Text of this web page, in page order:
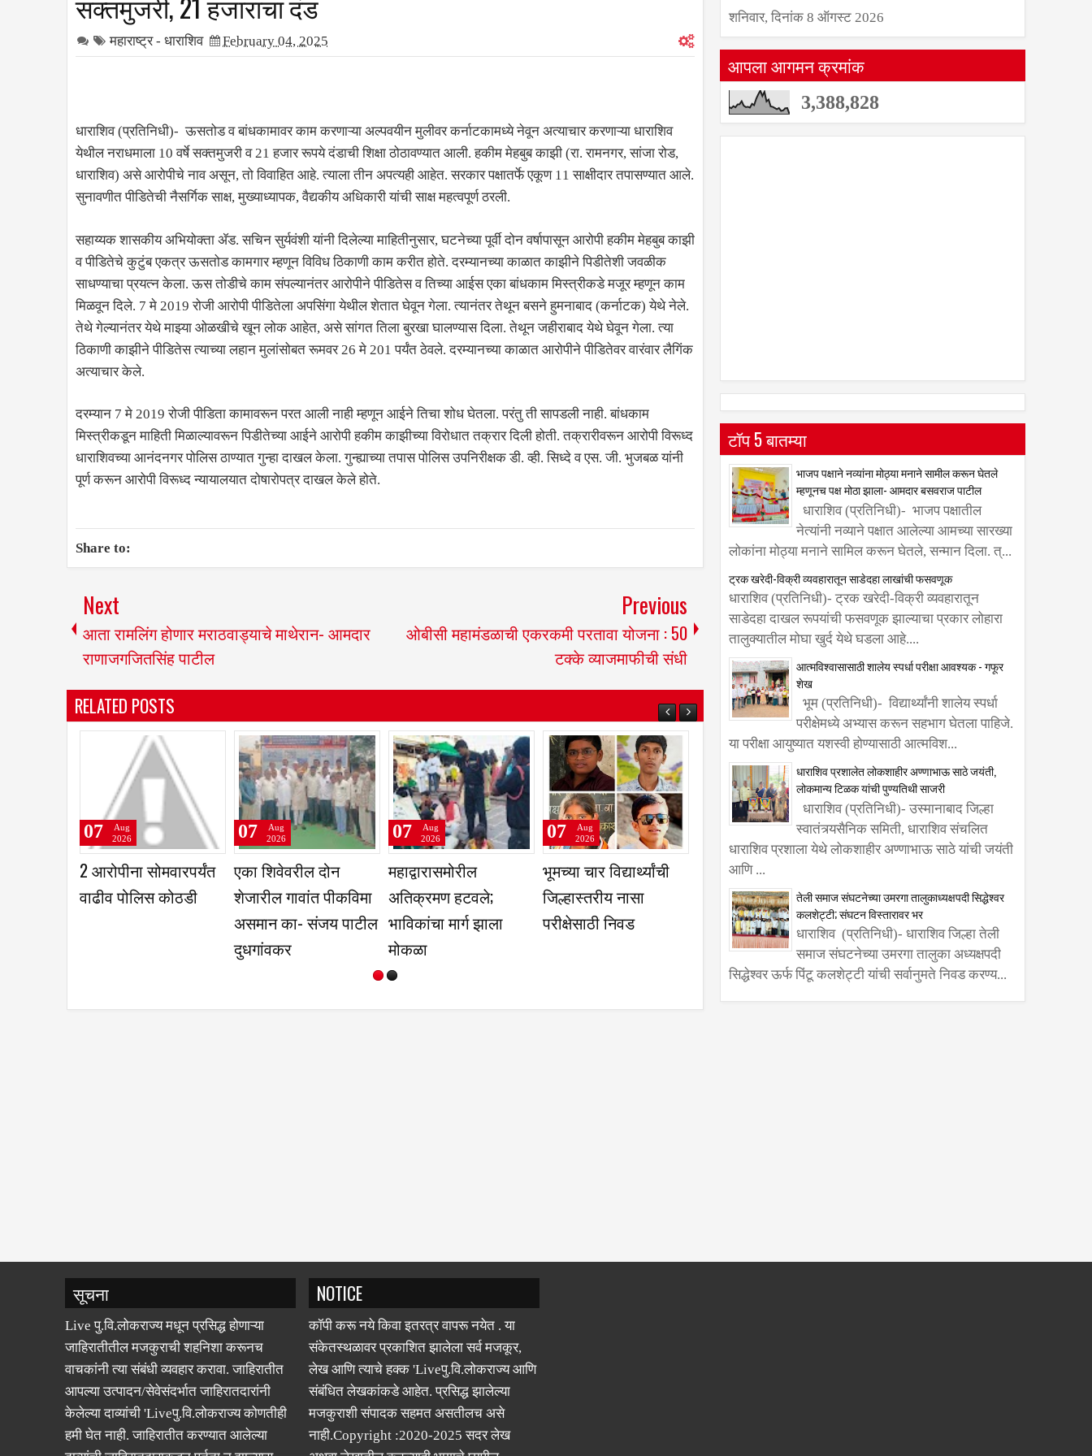
महाराष्ट्र - धाराशिव February 04, 2025
धाराशिव (प्रतिनिधी)- ऊसतोड व बांधकामावर काम करणाऱ्या अल्पवयीन मुलीवर कर्नाटकामध्ये नेवून अत्याचार करणाऱ्या धाराशिव
येथील नराधमाला 10 वर्षे सक्तमुजरी व 21 हजार रूपये दंडाची शिक्षा ठोठावण्यात आली. हकीम मेहबुब काझी (रा. रामनगर, सांजा रोड,
धाराशिव) असे आरोपीचे नाव असून, तो विवाहित आहे. त्याला तीन अपत्यही आहेत. सरकार पक्षातर्फे एकूण 11 साक्षीदार तपासण्यात आले.
सुनावणीत पीडितेची नैसर्गिक साक्ष, मुख्याध्यापक, वैद्यकीय अधिकारी यांची साक्ष महत्वपूर्ण ठरली.
सहाय्यक शासकीय अभियोक्ता ॲड. सचिन सुर्यवंशी यांनी दिलेल्या माहितीनुसार, घटनेच्या पूर्वी दोन वर्षापासून आरोपी हकीम मेहबुब काझी
व पीडितेचे कुटुंब एकत्र ऊसतोड कामगार म्हणून विविध ठिकाणी काम करीत होते. दरम्यानच्या काळात काझीने पिडीतेशी जवळीक
साधण्याचा प्रयत्न केला. ऊस तोडीचे काम संपल्यानंतर आरोपीने पीडितेस व तिच्या आईस एका बांधकाम मिस्त्रीकडे मजूर म्हणून काम
मिळवून दिले. 7 मे 2019 रोजी आरोपी पीडितेला अपसिंगा येथील शेतात घेवून गेला. त्यानंतर तेथून बसने हुमनाबाद (कर्नाटक) येथे नेले.
तेथे गेल्यानंतर येथे माझ्या ओळखीचे खून लोक आहेत, असे सांगत तिला बुरखा घालण्यास दिला. तेथून जहीराबाद येथे घेवून गेला. त्या
ठिकाणी काझीने पीडितेस त्याच्या लहान मुलांसोबत रूमवर 26 मे 201 पर्यंत ठेवले. दरम्यानच्या काळात आरोपीने पीडितेवर वारंवार लैगिंक
अत्याचार केले.
दरम्यान 7 मे 2019 रोजी पीडिता कामावरून परत आली नाही म्हणून आईने तिचा शोध घेतला. परंतु ती सापडली नाही. बांधकाम
मिस्त्रीकडून माहिती मिळाल्यावरून पिडीतेच्या आईने आरोपी हकीम काझीच्या विरोधात तक्रार दिली होती. तक्रारीवरून आरोपी विरूध्द
धाराशिवच्या आनंदनगर पोलिस ठाण्यात गुन्हा दाखल केला. गुन्ह्याच्या तपास पोलिस उपनिरीक्षक डी. व्ही. सिध्दे व एस. जी. भुजबळ यांनी
पूर्ण करून आरोपी विरूध्द न्यायालयात दोषारोपत्र दाखल केले होते.
Share to:
Next
आता रामलिंग होणार मराठवाड्याचे माथेरान- आमदार
राणाजगजितसिंह पाटील
Previous
ओबीसी महामंडळाची एकरकमी परतावा योजना : 50
टक्के व्याजमाफीची संधी
RELATED POSTS
भूमच्या चार विद्यार्थ्यांची
जिल्हास्तरीय नासा
धाराशीव रिपब्लिकन
सेनेच्या जिल्हा बैठकीत
नवीन पदाधिकाऱ्यांची
07
Aug
2026
गोपाळवाडी येथे महिला
ग्रामसंघ सभा संपन्न
07
Aug
2026
2 आरोपीना सोमवारपर्यंत
वाढीव पोलिस कोठडी
07
Aug
2026
एका शिवेवरील दोन
शेजारील गावांत पीकविमा
असमान का- संजय पाटील
07
Aug
2026
शनिवार, दिनांक 8 ऑगस्ट 2026
आपला आगमन क्रमांक
3,388,828
टॉप 5 बातम्या
भाजप पक्षाने नव्यांना मोठ्या मनाने सामील करून घेतले
म्हणूनच पक्ष मोठा झाला- आमदार बसवराज पाटील
धाराशिव (प्रतिनिधी)- भाजप पक्षातील
नेत्यांनी नव्याने पक्षात आलेल्या आमच्या सारख्या
लोकांना मोठ्या मनाने सामिल करून घेतले, सन्मान दिला. त्...
ट्रक खरेदी-विक्री व्यवहारातून साडेदहा लाखांची फसवणूक
धाराशिव (प्रतिनिधी)- ट्रक खरेदी-विक्री व्यवहारातून
साडेदहा दाखल रूपयांची फसवणूक झाल्याचा प्रकार लोहारा
तालुक्यातील मोघा खुर्द येथे घडला आहे....
आत्मविश्वासासाठी शालेय स्पर्धा परीक्षा आवश्यक - गफूर
शेख
भूम (प्रतिनिधी)- विद्यार्थ्यांनी शालेय स्पर्धा
परीक्षेमध्ये अभ्यास करून सहभाग घेतला पाहिजे.
या परीक्षा आयुष्यात यशस्वी होण्यासाठी आत्मविश...
धाराशिव प्रशालेत लोकशाहीर अण्णाभाऊ साठे जयंती,
लोकमान्य टिळक यांची पुण्यतिथी साजरी
धाराशिव (प्रतिनिधी)- उस्मानाबाद जिल्हा
स्वातंत्र्यसैनिक समिती, धाराशिव संचलित
धाराशिव प्रशाला येथे लोकशाहीर अण्णाभाऊ साठे यांची जयंती
आणि ...
तेली समाज संघटनेच्या उमरगा तालुकाध्यक्षपदी सिद्धेश्वर
कलशेट्टी; संघटन विस्तारावर भर
धाराशिव (प्रतिनिधी)- धाराशिव जिल्हा तेली
समाज संघटनेच्या उमरगा तालुका अध्यक्षपदी
सिद्धेश्वर ऊर्फ पिंटू कलशेट्टी यांची सर्वानुमते निवड करण्य...
सूचना
Live पु.वि.लोकराज्य मधून प्रसिद्ध होणाऱ्या
जाहिरातीतील मजकुराची शहनिशा करूनच
वाचकांनी त्या संबंधी व्यवहार करावा. जाहिरातीत
आपल्या उत्पादन/सेवेसंदर्भात जाहिरातदारांनी
केलेल्या दाव्यांची 'Liveपु.वि.लोकराज्य कोणतीही
हमी घेत नाही. जाहिरातीत करण्यात आलेल्या
NOTICE
कॉपी करू नये किवा इतरत्र वापरू नयेत . या
संकेतस्थळावर प्रकाशित झालेला सर्व मजकूर,
लेख आणि त्याचे हक्क 'Liveपु.वि.लोकराज्य आणि
संबंधित लेखकांकडे आहेत. प्रसिद्ध झालेल्या
मजकुराशी संपादक सहमत असतीलच असे
नाही.Copyright :2020-2025 सदर लेख